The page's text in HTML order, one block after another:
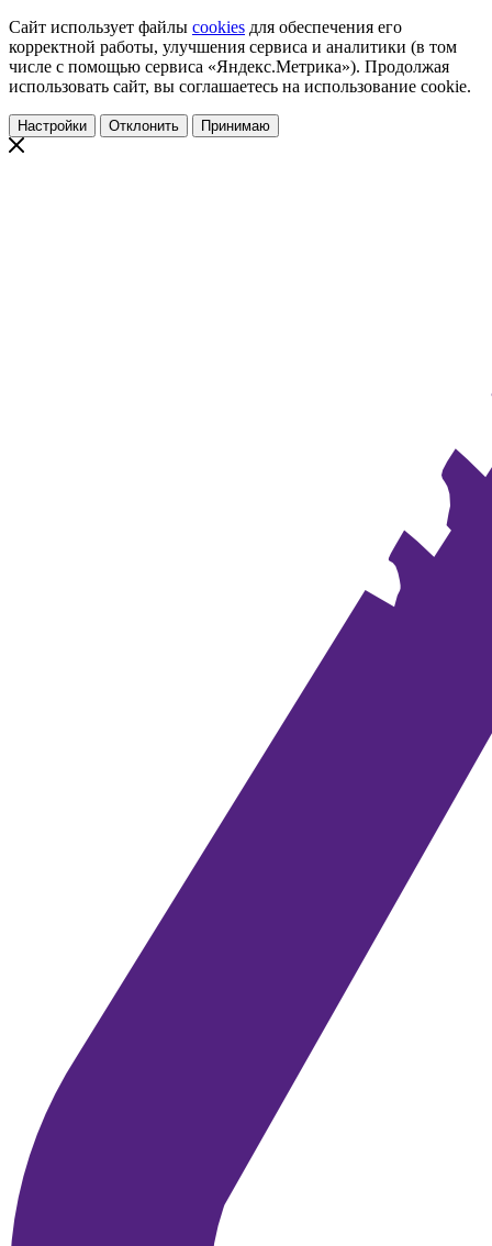
Сайт использует файлы cookies для обеспечения его
корректной работы, улучшения сервиса и аналитики (в том
числе с помощью сервиса «Яндекс.Метрика»). Продолжая
использовать сайт, вы соглашаетесь на использование cookie.
Настройки Отклонить Принимаю